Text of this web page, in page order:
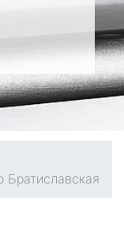
Братиславская